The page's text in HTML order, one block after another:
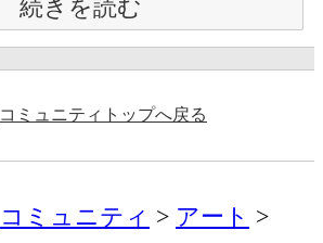
続きを読む
コミュニティトップへ戻る
コミュニティ
アート